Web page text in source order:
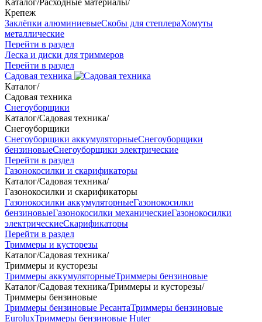
Каталог/Расходные материалы/
Крепеж
Заклёпки алюминиевыеСкобы для степлераХомуты
металлические
Перейти в раздел
Леска и диски для триммеров
Перейти в раздел
Садовая техника
Каталог/
Садовая техника
Снегоуборщики
Каталог/Садовая техника/
Снегоуборщики
Снегоуборщики аккумуляторныеСнегоуборщики
бензиновыеСнегоуборщики электрические
Перейти в раздел
Газонокосилки и скарификаторы
Каталог/Садовая техника/
Газонокосилки и скарификаторы
Газонокосилки аккумуляторныеГазонокосилки
бензиновыеГазонокосилки механическиеГазонокосилки
электрическиеСкарификаторы
Перейти в раздел
Триммеры и кусторезы
Каталог/Садовая техника/
Триммеры и кусторезы
Триммеры аккумуляторныеТриммеры бензиновые
Каталог/Садовая техника/Триммеры и кусторезы/
Триммеры бензиновые
Триммеры бензиновые РесантаТриммеры бензиновые
EuroluxТриммеры бензиновые Huter